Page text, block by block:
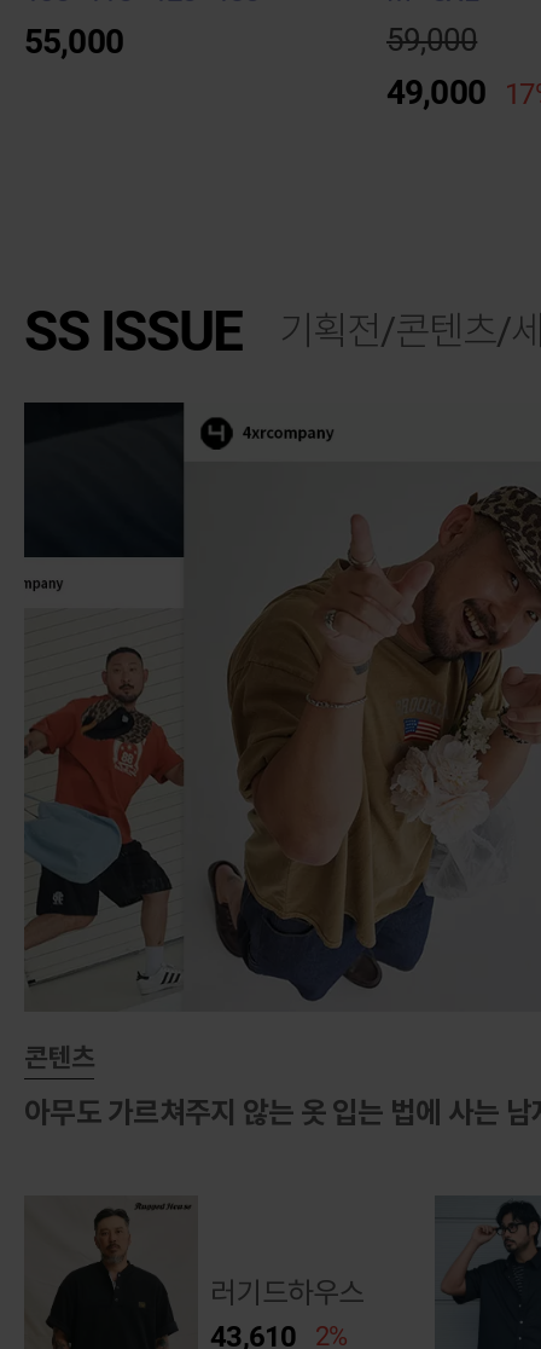
55,000 59,000
49,000
SS ISSUE 기획전/콘텐츠/
콘텐츠
아무도 가르쳐주지 않는 옷 입는 법에 사는 남
러기드하우스
43,610
2%